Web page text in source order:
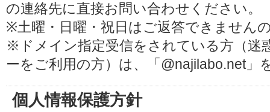
の連絡先に直接お問い合わせください。
※土曜・日曜・祝日はご返答できません
※ドメイン指定受信をされている方（迷
ーをご利用の方）は、「@najilabo.net」
個人情報保護方針